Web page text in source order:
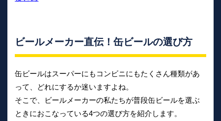
ビールメーカー直伝！缶ビールの選び方
缶ビールはスーパーにもコンビニにもたくさん種類があ
って、どれにするか迷いますよね。
そこで、ビールメーカーの私たちが普段缶ビールを選ぶ
ときにおこなっている4つの選び方を紹介します。